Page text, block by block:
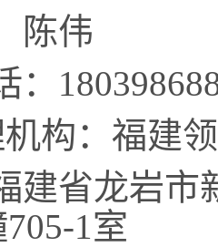
陈伟
构：福建
建省龙岩市
1室